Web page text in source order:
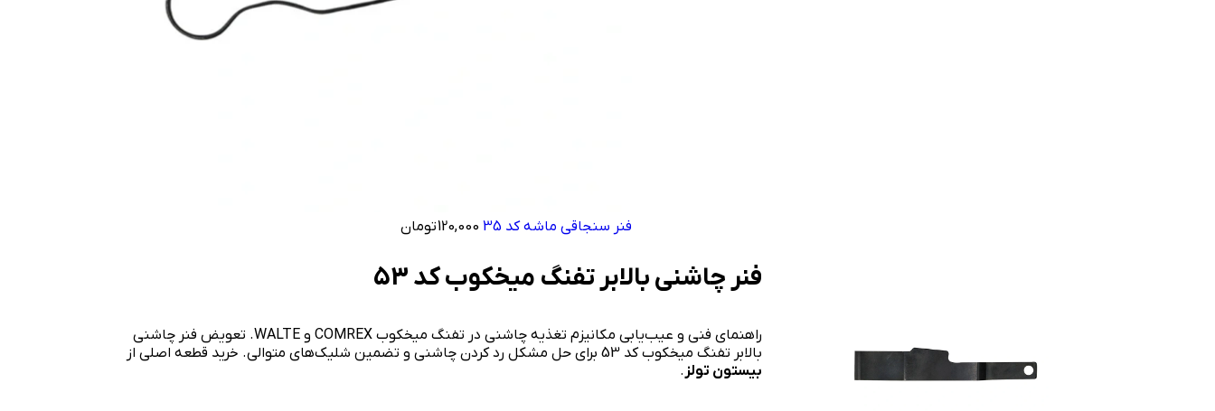
فنر سنجاقی ماشه کد 35 120,000تومان
فنر چاشنی بالابر تفنگ میخکوب کد 53
راهنمای فنی و عیب‌یابی مکانیزم تغذیه چاشنی در تفنگ میخکوب COMREX و WALTE. تعویض فنر چاشنی
بالابر تفنگ میخکوب کد 53 برای حل مشکل رد کردن چاشنی و تضمین شلیک‌های متوالی. خرید قطعه اصلی از
بیستون تولز .